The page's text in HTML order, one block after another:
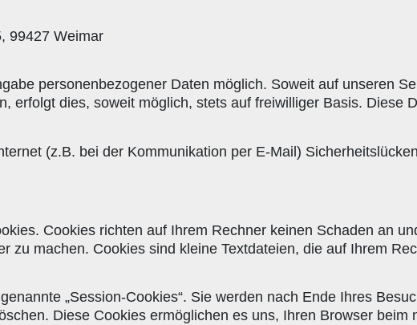
99427 Weimar
personenbezogener Daten möglich. Soweit auf unseren
erfolgt dies, soweit möglich, stets auf freiwilliger Basis. Diese
(z.B. bei der Kommunikation per E-Mail)
Cookies richten auf Ihrem Rechner keinen Schaden an
zu machen. Cookies sind kleine Textdateien, die auf Ihrem
„Session-Cookies“. Sie werden nach Ende Ihres
Diese Cookies ermöglichen es uns, Ihren Browser beim